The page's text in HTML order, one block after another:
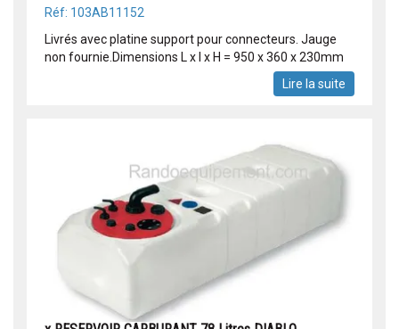
Réf: 103AB11152
Livrés avec platine support pour connecteurs. Jauge
non fournie.Dimensions L x l x H = 950 x 360 x 230mm
Lire la suite